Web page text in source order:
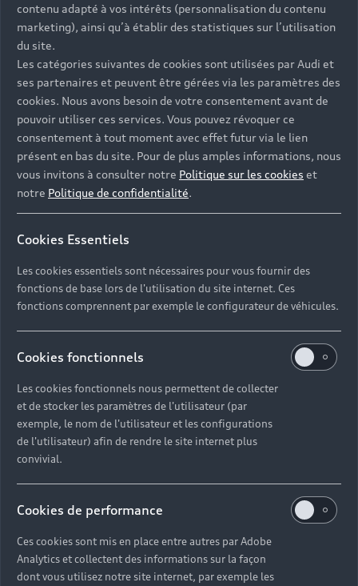
contenu adapté à vos intérêts (personnalisation du contenu
marketing), ainsi qu’à établir des statistiques sur l’utilisation
du site.
Les catégories suivantes de cookies sont utilisées par Audi et
ses partenaires et peuvent être gérées via les paramètres des
cookies. Nous avons besoin de votre consentement avant de
pouvoir utiliser ces services. Vous pouvez révoquer ce
consentement à tout moment avec effet futur via le lien
présent en bas du site. Pour de plus amples informations, nous
vous invitons à consulter notre Politique sur les cookies et
notre Politique de confidentialité.
Cookies Essentiels
Les cookies essentiels sont nécessaires pour vous fournir des
fonctions de base lors de l'utilisation du site internet. Ces
fonctions comprennent par exemple le configurateur de véhicules.
Cookies fonctionnels
Les cookies fonctionnels nous permettent de collecter
et de stocker les paramètres de l'utilisateur (par
exemple, le nom de l'utilisateur et les configurations
de l'utilisateur) afin de rendre le site internet plus
convivial.
Cookies de performance
Ces cookies sont mis en place entre autres par Adobe
Analytics et collectent des informations sur la façon
dont vous utilisez notre site internet, par exemple les